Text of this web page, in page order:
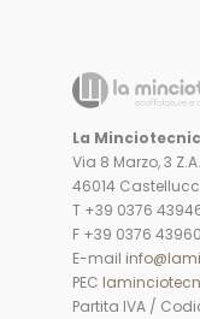
La
Via 8 Marzo, 3 Z.A.
46014
T +39 0376
F +39 0376
E-mail
PEC
Partita IVA /